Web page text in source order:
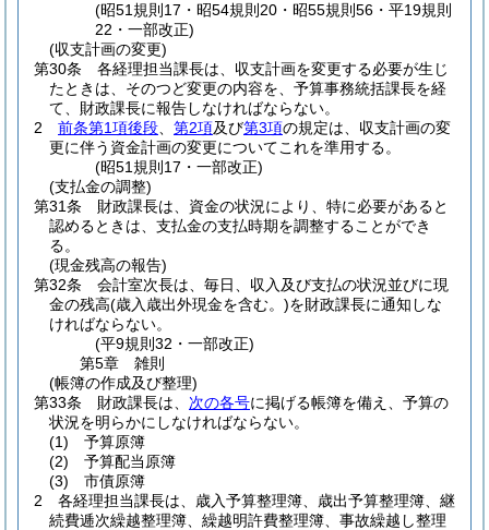
(昭51規則17・昭54規則20・昭55規則56・平19規則
22・一部改正)
(収支計画の変更)
第30条
各経理担当課長は、収支計画を変更する必要が生じ
たときは、そのつど変更の内容を、予算事務統括課長を経
て、財政課長に報告しなければならない。
2
前条第1項後段 第2項及び第3項の規定は、収支計画の変
更に伴う資金計画の変更についてこれを準用する。
(昭51規則17・一部改正)
(支払金の調整)
第31条
財政課長は、資金の状況により、特に必要があると
認めるときは、支払金の支払時期を調整することができ
る。
(現金残高の報告)
第32条
会計室次長は、毎日、収入及び支払の状況並びに現
金の残高(歳入歳出外現金を含む。)を財政課長に通知しな
ければならない。
(平9規則32・一部改正)
第5章
雑則
(帳簿の作成及び整理)
第33条
財政課長は、 次の各号に掲げる帳簿を備え、予算の
状況を明らかにしなければならない。
(1)
予算原簿
(2)
予算配当原簿
(3)
市債原簿
2
各経理担当課長は、歳入予算整理簿、歳出予算整理簿、継
続費逓次繰越整理簿、繰越明許費整理簿、事故繰越し整理